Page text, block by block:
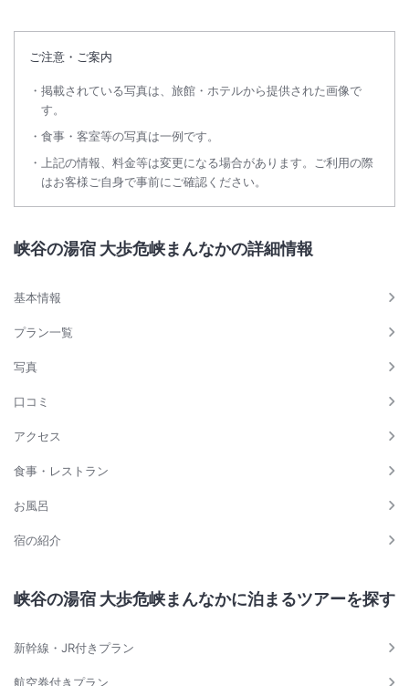
ご注意・ご案内
掲載されている写真は、旅館・ホテルから提供された画像で
す。
食事・客室等の写真は一例です。
上記の情報、料金等は変更になる場合があります。ご利用の際
はお客様ご自身で事前にご確認ください。
峡谷の湯宿 大歩危峡まんなかの詳細情報
基本情報
プラン一覧
写真
口コミ
アクセス
食事・レストラン
お風呂
宿の紹介
峡谷の湯宿 大歩危峡まんなかに泊まるツアーを探す
新幹線・JR付きプラン
航空券付きプラン